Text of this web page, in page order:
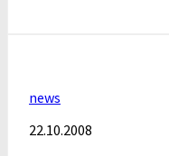
news
22.10.2008